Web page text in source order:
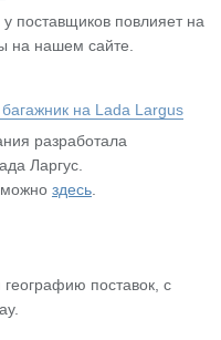
поставщиков повлияет на
на нашем сайте.
на Lada Largus
разработала
Ларгус.
можно здесь.
поставок, с